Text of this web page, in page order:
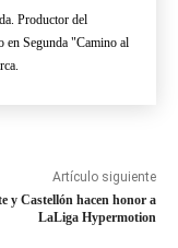
Productor del
en Segunda "Camino al
Artículo siguiente
y Castellón hacen honor a
LaLiga Hypermotion